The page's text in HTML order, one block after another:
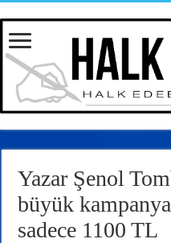
Yazar Şenol
büyük
sadece 1100 TL